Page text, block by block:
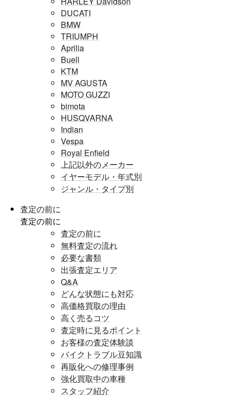
DUCATI
BMW
TRIUMPH
Aprilia
Buell
KTM
MV AGUSTA
MOTO GUZZI
bimota
HUSQVARNA
Indian
Vespa
Royal Enfield
上記以外のメーカー
イヤーモデル・年式別
ジャンル・タイプ別
査定の前に
査定の前に
査定の前に
無料査定の流れ
必要な書類
出張査定エリア
Q&A
どんな状態にも対応
高価格買取の理由
高く売るコツ
査定時に見るポイント
お客様の査定体験談
バイクトラブル豆知識
再販化への修理事例
強化買取中の車種
スタッフ紹介